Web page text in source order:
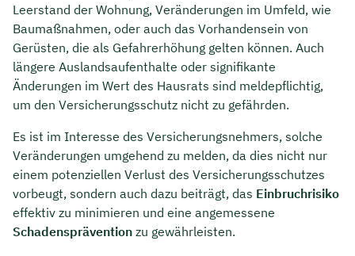
Leerstand der Wohnung, Veränderungen im Umfeld, wie
Baumaßnahmen, oder auch das Vorhandensein von
Gerüsten, die als Gefahrerhöhung gelten können. Auch
längere Auslandsaufenthalte oder signifikante
Änderungen im Wert des Hausrats sind meldepflichtig,
um den Versicherungsschutz nicht zu gefährden.
Es ist im Interesse des Versicherungsnehmers, solche
Veränderungen umgehend zu melden, da dies nicht nur
einem potenziellen Verlust des Versicherungsschutzes
vorbeugt, sondern auch dazu beiträgt, das Einbruchrisiko
effektiv zu minimieren und eine angemessene
Schadensprävention zu gewährleisten.